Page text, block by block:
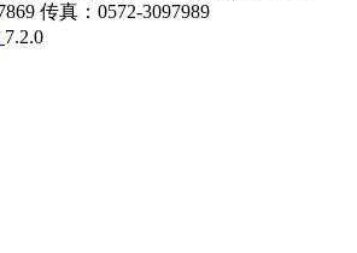
传真：0572-3097989
7.2.0